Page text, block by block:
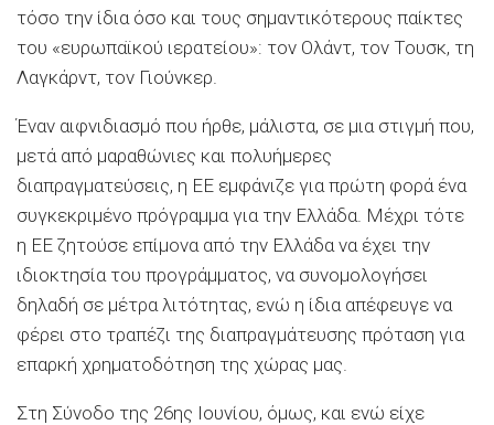
τόσο την ίδια όσο και τους σημαντικότερους παίκτες
του «ευρωπαϊκού ιερατείου»: τον Ολάντ, τον Τουσκ, τη
Λαγκάρντ, τον Γιούνκερ.
Έναν αιφνιδιασμό που ήρθε, μάλιστα, σε μια στιγμή που,
μετά από μαραθώνιες και πολυήμερες
διαπραγματεύσεις, η ΕΕ εμφάνιζε για πρώτη φορά ένα
συγκεκριμένο πρόγραμμα για την Ελλάδα. Μέχρι τότε
η ΕΕ ζητούσε επίμονα από την Ελλάδα να έχει την
ιδιοκτησία του προγράμματος, να συνομολογήσει
δηλαδή σε μέτρα λιτότητας, ενώ η ίδια απέφευγε να
φέρει στο τραπέζι της διαπραγμάτευσης πρόταση για
επαρκή χρηματοδότηση της χώρας μας.
Στη Σύνοδο της 26ης Ιουνίου, όμως, και ενώ είχε